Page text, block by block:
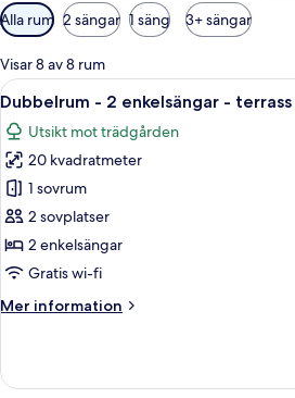
Tillgängliga
filter
för
rum
Alla rum 2 sängar 1 säng 3+ sängar
Visar 8 av 8 rum
Öppna
alla
foton
för
Dubbelrum
-
2
enkelsängar
terrass
Ett
5
Dubbelrum - 2 enkelsängar - terrass
Utsikt mot trädgården
20 kvadratmeter
1 sovrum
2 sovplatser
2 enkelsängar
Gratis wi-fi
Mer information
Mer
-